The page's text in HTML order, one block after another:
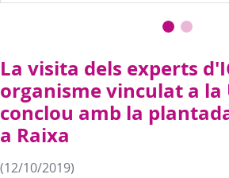
La visita dels experts
organisme vinculat a la
conclou amb la
a Raixa
(12/10/2019)